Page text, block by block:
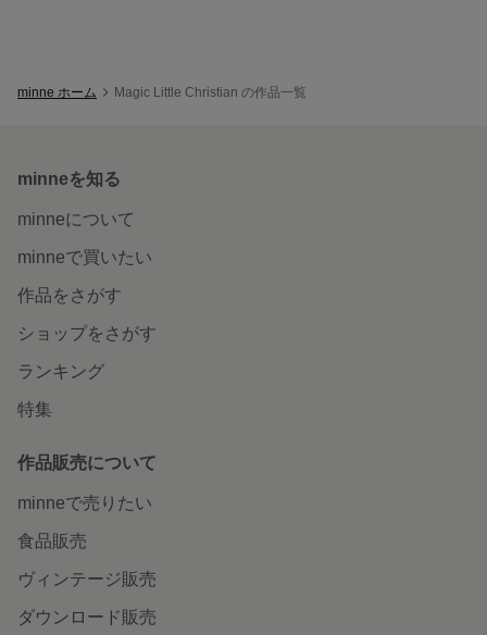
minne ホーム Magic Little Christian の作品一覧
minneを知る
minneについて
minneで買いたい
作品をさがす
ショップをさがす
ランキング
特集
作品販売について
minneで売りたい
食品販売
ヴィンテージ販売
ダウンロード販売